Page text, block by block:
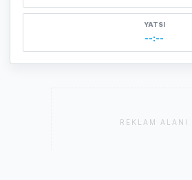
YATSI
--:--
REKLAM ALANI